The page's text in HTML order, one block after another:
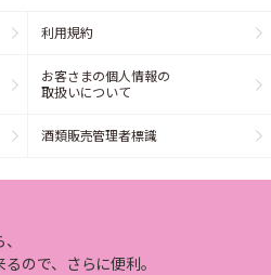
利用規約
お客さまの個人情報の
取扱いについて
酒類販売管理者標識
ので、さらに便利。